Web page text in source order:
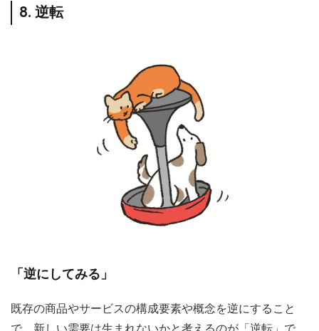
8. 逆転
「逆にしてみる」
既存の商品やサービスの構成要素や概念を逆にすること